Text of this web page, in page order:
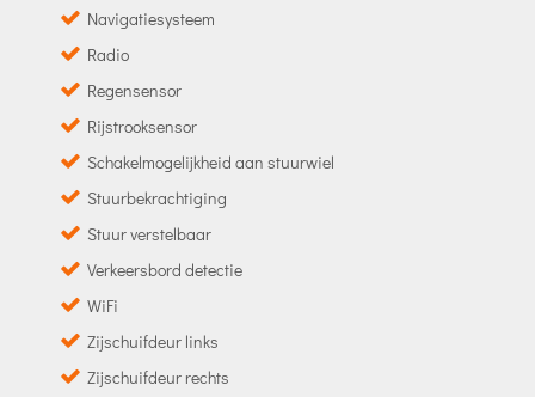
Navigatiesysteem
Radio
Regensensor
Rijstrooksensor
Schakelmogelijkheid aan stuurwiel
Stuurbekrachtiging
Stuur verstelbaar
Verkeersbord detectie
WiFi
Zijschuifdeur links
Zijschuifdeur rechts